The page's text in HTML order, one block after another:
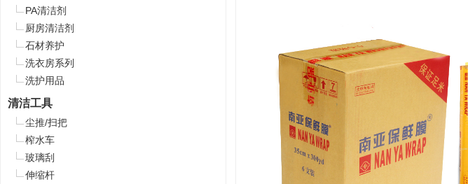
PA清洁剂
厨房清洁剂
石材养护
洗衣房系列
洗护用品
清洁工具
尘推/扫把
榨水车
玻璃刮
伸缩杆